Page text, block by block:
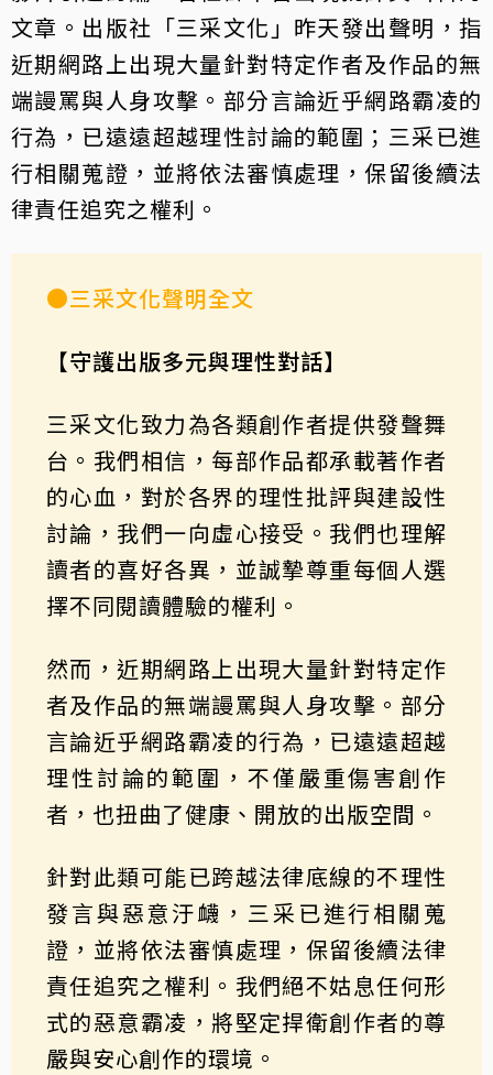
文章。出版社「三采文化」昨天發出聲明，指
近期網路上出現大量針對特定作者及作品的無
端謾罵與人身攻擊。部分言論近乎網路霸凌的
行為，已遠遠超越理性討論的範圍；三采已進
行相關蒐證，並將依法審慎處理，保留後續法
律責任追究之權利。
●三采文化聲明全文
【守護出版多元與理性對話】
三采文化致力為各類創作者提供發聲舞
台。我們相信，每部作品都承載著作者
的心血，對於各界的理性批評與建設性
討論，我們一向虛心接受。我們也理解
讀者的喜好各異，並誠摯尊重每個人選
擇不同閱讀體驗的權利。
然而，近期網路上出現大量針對特定作
者及作品的無端謾罵與人身攻擊。部分
言論近乎網路霸凌的行為，已遠遠超越
理性討論的範圍，不僅嚴重傷害創作
者，也扭曲了健康、開放的出版空間。
針對此類可能已跨越法律底線的不理性
發言與惡意汙衊，三采已進行相關蒐
證，並將依法審慎處理，保留後續法律
責任追究之權利。我們絕不姑息任何形
式的惡意霸凌，將堅定捍衛創作者的尊
嚴與安心創作的環境。